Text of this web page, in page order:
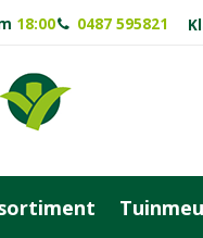
18:00 0487 595821